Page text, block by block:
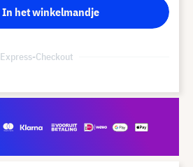
In het winkelmandje
Express-Checkout